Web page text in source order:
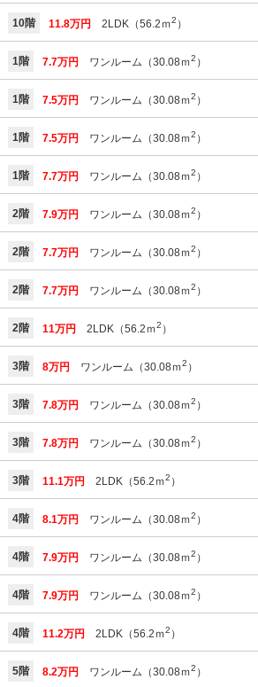
10階 11.8万円 2LDK（56.2ｍ2 ）
1階 7.7万円 ワンルーム（30.08ｍ2 ）
1階 7.5万円 ワンルーム（30.08ｍ2 ）
1階 7.5万円 ワンルーム（30.08ｍ2 ）
1階 7.7万円 ワンルーム（30.08ｍ2 ）
2階 7.9万円 ワンルーム（30.08ｍ2 ）
2階 7.7万円 ワンルーム（30.08ｍ2 ）
2階 7.7万円 ワンルーム（30.08ｍ2 ）
2階 11万円 2LDK（56.2ｍ2 ）
3階 8万円 ワンルーム（30.08ｍ2 ）
3階 7.8万円 ワンルーム（30.08ｍ2 ）
3階 7.8万円 ワンルーム（30.08ｍ2 ）
3階 11.1万円 2LDK（56.2ｍ2 ）
4階 8.1万円 ワンルーム（30.08ｍ2 ）
4階 7.9万円 ワンルーム（30.08ｍ2 ）
4階 7.9万円 ワンルーム（30.08ｍ2 ）
4階 11.2万円 2LDK（56.2ｍ2 ）
5階 8.2万円 ワンルーム（30.08ｍ2 ）